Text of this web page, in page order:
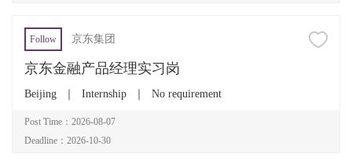
Follow 京东集团
京东金融产品经理实习岗
Beijing Internship No requirement
Post Time：2026-08-07
Deadline：2026-10-30